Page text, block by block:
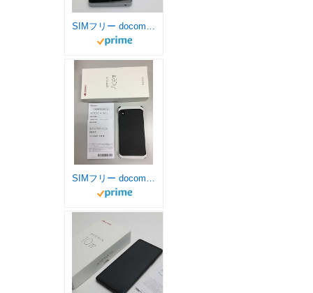
SIMフリー docomo Xperia Ace III SO-53C グレー スマートフォン本体
SIMフリー docomo Xperia Ace III SO-53C ブラック スマートフォン本体